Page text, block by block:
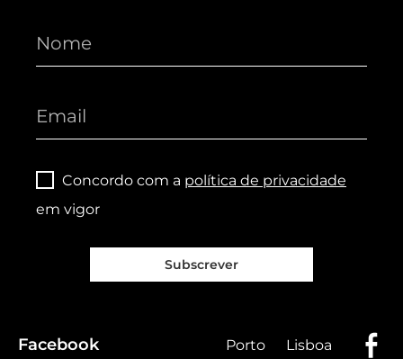
Concordo com a política de privacidade
em vigor
Subscrever
Facebook Porto Lisboa